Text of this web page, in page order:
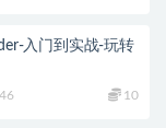
入门到实战-玩转
46 10